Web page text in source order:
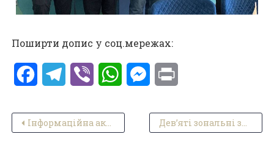
Поширти допис у соц.мережах:
FacebookTelegram
Viber WhatsAppMessenger
Навігація записів
Інформаційна акція «Обізнаність рятує життя» в форматі брейн-рингу. Девʼяті зональні змагання «Надія нації».